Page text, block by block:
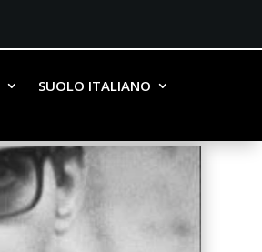
SUOLO ITALIANO